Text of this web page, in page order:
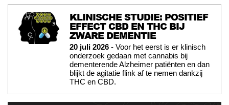
KLINISCHE STUDIE: POSITIEF
EFFECT CBD EN THC BIJ
ZWARE DEMENTIE
20 juli 2026 - Voor het eerst is er klinisch
onderzoek gedaan met cannabis bij
dementerende Alzheimer patiënten en dan
blijkt de agitatie flink af te nemen dankzij
THC en CBD.